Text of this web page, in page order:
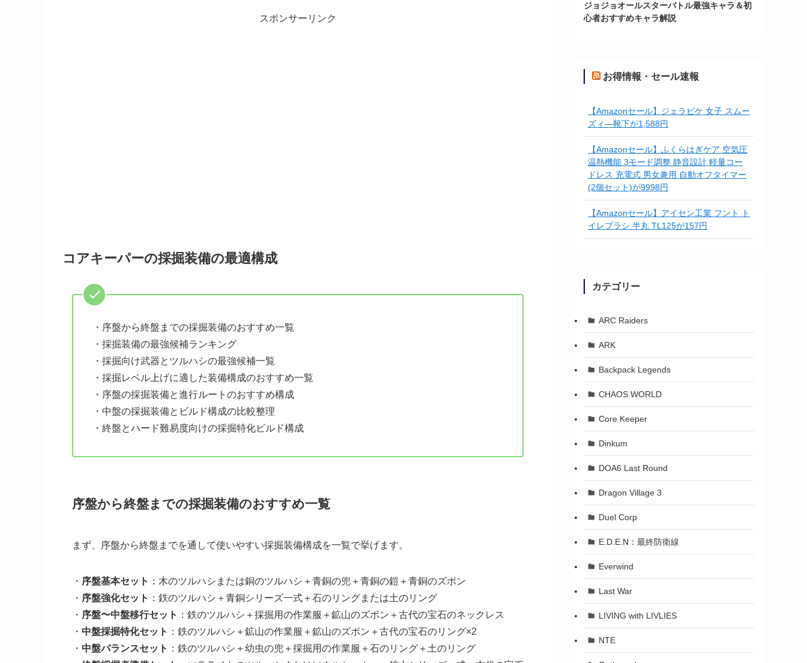
スポンサーリンク
コアキーパーの採掘装備の最適構成
・序盤から終盤までの採掘装備のおすすめ一覧
・採掘装備の最強候補ランキング
・採掘向け武器とツルハシの最強候補一覧
・採掘レベル上げに適した装備構成のおすすめ一覧
・序盤の採掘装備と進行ルートのおすすめ構成
・中盤の採掘装備とビルド構成の比較整理
・終盤とハード難易度向けの採掘特化ビルド構成
序盤から終盤までの採掘装備のおすすめ一覧
まず、序盤から終盤までを通して使いやすい採掘装備構成を一覧で挙げます。
・ 序盤基本セット ：木のツルハシまたは銅のツルハシ＋青銅の兜＋青銅の鎧＋青銅のズボン
・ 序盤強化セット ：鉄のツルハシ＋青銅シリーズ一式＋石のリングまたは土のリング
・ 序盤〜中盤移行セット ：鉄のツルハシ＋採掘用の作業服＋鉱山のズボン＋古代の宝石のネックレス
・ 中盤採掘特化セット ：鉄のツルハシ＋鉱山の作業服＋鉱山のズボン＋古代の宝石のリング×2
・ 中盤バランスセット ：鉄のツルハシ＋幼虫の兜＋採掘用の作業服＋石のリング＋土のリング
ジョジョオールスターバトル最強キャラ＆初
心者おすすめキャラ解説
お得情報・セール速報
【Amazonセール】ジェラピケ 女子 スムー
ズィ―靴下が1,588円
【Amazonセール】ふくらはぎケア 空気圧
温熱機能 3モード調整 静音設計 軽量コー
ドレス 充電式 男女兼用 自動オフタイマー
(2個セット)が9998円
【Amazonセール】アイセン工業 フント ト
イレブラシ 半丸 TL125が157円
カテゴリー
ARC Raiders
ARK
Backpack Legends
CHAOS WORLD
Core Keeper
Dinkum
DOA6 Last Round
Dragon Village 3
Duel Corp
E.D.E.N：最終防衛線
Everwind
Last War
LIVING with LIVLIES
NTE